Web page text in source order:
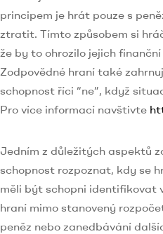
principem je hrát pouze s
ztratit. Tímto způsobem si
že by to ohrozilo jejich
Zodpovědné hraní také
schopnost říci “ne”, když
Pro více informací navštivte
Jedním z důležitých aspektů
schopnost rozpoznat, kdy se
měli být schopni identifikovat
hraní mimo stanovený
peněz nebo zanedbávání